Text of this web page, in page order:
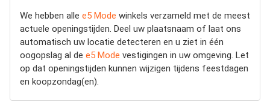
We hebben alle e5 Mode winkels verzameld met de meest
actuele openingstijden. Deel uw plaatsnaam of laat ons
automatisch uw locatie detecteren en u ziet in één
oogopslag al de e5 Mode vestigingen in uw omgeving. Let
op dat openingstijden kunnen wijzigen tijdens feestdagen
en koopzondag(en).